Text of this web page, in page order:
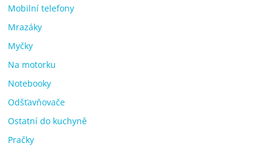
Mobilní telefony
Mrazáky
Myčky
Na motorku
Notebooky
Odšťavňovače
Ostatní do kuchyně
Pračky